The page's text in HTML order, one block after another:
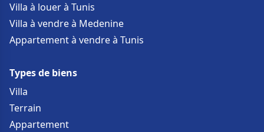
Villa à louer à Tunis
Villa à vendre à Medenine
Appartement à vendre à Tunis
Types de biens
Villa
Terrain
Appartement